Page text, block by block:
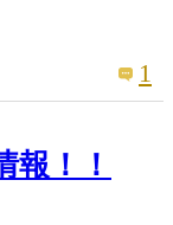
1
報！！